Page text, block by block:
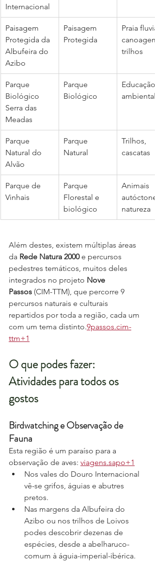
Internacional
Paisagem
Protegida da
Albufeira do
Azibo
Paisagem
Protegida
Praia
trilhos
Parque
Biológico
Serra das
Meadas
Parque
Biológico
Educação
ambiental
Parque
Natural do
Alvão
Parque
Natural
Trilhos,
cascatas
Parque de
Vinhais
Parque
Florestal e
biológico
Animais
natureza
Além destes, existem múltiplas áreas
da Rede Natura 2000 e percursos
pedestres temáticos, muitos deles
integrados no projeto Nove
Passos (CIM-TTM), que percorre 9
percursos naturais e culturais
repartidos por toda a região, cada um
com um tema distinto.9passos.cim-
ttm+1
O que podes fazer:
Atividades para todos os
gostos
Birdwatching e Observação de
Fauna
Esta região é um paraíso para a
observação de aves: viagens.sapo+1
Nos vales do Douro Internacional
vê-se grifos, águias e abutres
pretos.
Nas margens da Albufeira do
Azibo ou nos trilhos de Loivos
podes descobrir dezenas de
espécies, desde a abelharuco-
comum à águia-imperial-ibérica.